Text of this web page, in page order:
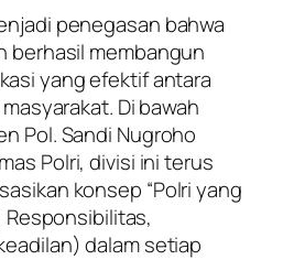
penegasan bahwa
berhasil membangun
yang efektif antara
Di bawah
Pol. Sandi Nugroho
Polri, divisi ini terus
konsep “Polri yang
Responsibilitas,
dalam setiap